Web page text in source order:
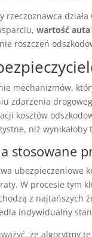
rzeczoznawca
wartość auta
roszczeń
mechanizmów,
zdarzenia
kosztów
niż wynikałoby
stosowane
ubezpieczeniowe
W procesie tym
z najtańszych
indywidualny
że algorytmy